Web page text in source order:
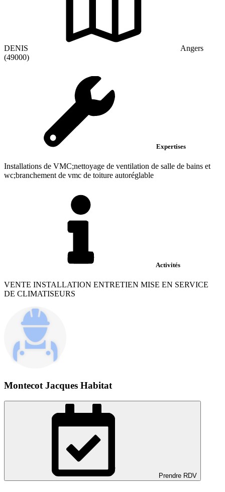
DENIS
Angers
(49000)
Expertises
Installations de VMC;nettoyage de ventilation de salle de bains et
wc;branchement de vmc de toiture autoréglable
Activités
VENTE INSTALLATION ENTRETIEN MISE EN SERVICE
DE CLIMATISEURS
Montecot Jacques Habitat
Prendre RDV